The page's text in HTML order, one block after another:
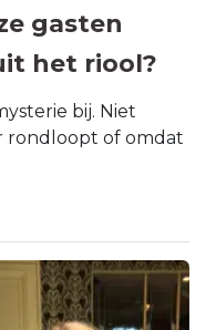
gasten
het riool?
bij. Niet
rondloopt of omdat